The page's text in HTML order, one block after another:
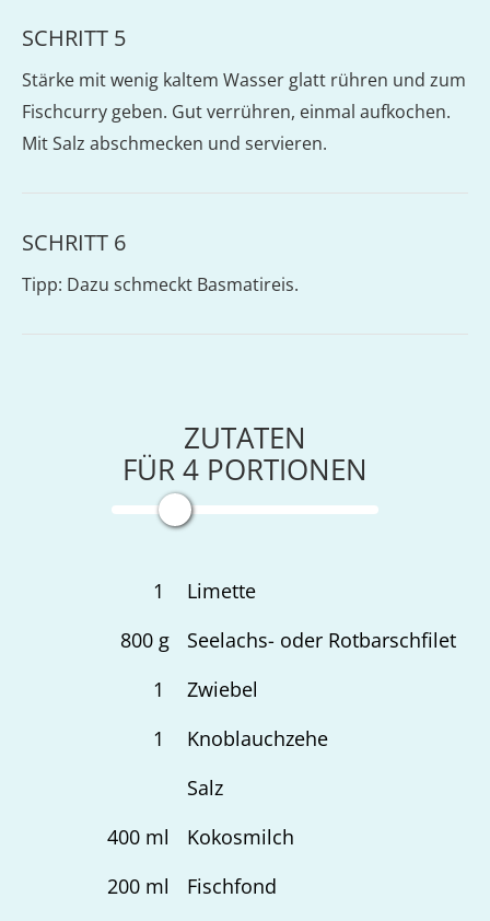
SCHRITT 5
Stärke mit wenig kaltem Wasser glatt rühren und zum
Fischcurry geben. Gut verrühren, einmal aufkochen.
Mit Salz abschmecken und servieren.
SCHRITT 6
Tipp: Dazu schmeckt Basmatireis.
ZUTATEN
FÜR4 PORTIONEN
1
Limette
800g
Seelachs- oder Rotbarschfilet
1
Zwiebel
1
Knoblauchzehe
Salz
400ml
Kokosmilch
200ml
Fischfond